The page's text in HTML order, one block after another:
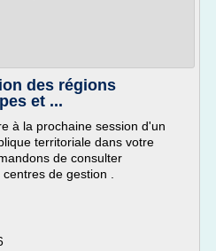
des régions
et ...
à la prochaine session d'un
territoriale dans votre
de consulter
de gestion .